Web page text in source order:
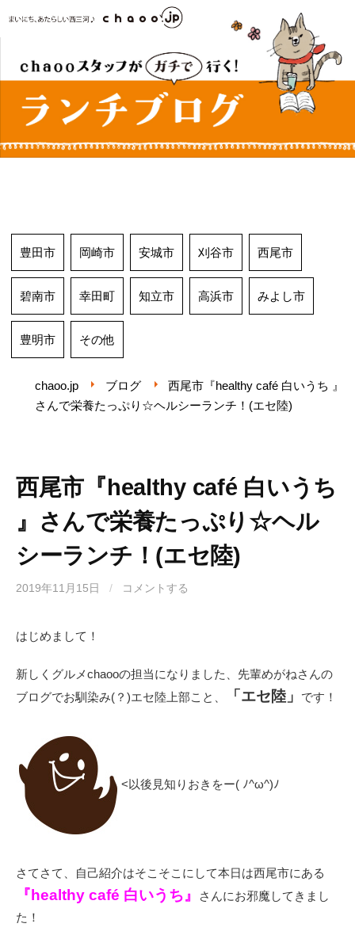
キ
豊田市 岡崎市 安城市 刈谷市 西尾市
碧南市 幸田町 知立市 高浜市 みよし市
豊明市 その他
chaoo.jp ブログ
西尾市『healthy café 白いうち 』
さんで栄養たっぷり☆ヘルシーランチ！(エセ陸)
西尾市『healthy café 白いうち
』さんで栄養たっぷり☆ヘル
シーランチ！(エセ陸)
2019年11月15日 / コメントする
はじめまして！
新しくグルメchaooの担当になりました、先輩めがねさんの
ブログでお馴染み(？)エセ陸上部こと、
「エセ陸」 です！
<以後見知りおきをー( ﾉ^ω^)ﾉ
さてさて、自己紹介はそこそこにして本日は西尾市にある
『healthy café 白いうち』
さんにお邪魔してきまし
た！